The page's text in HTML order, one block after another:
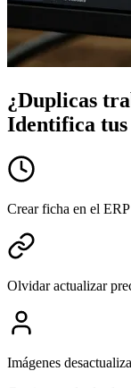
¿Duplicas
Identifica tus
Crear ficha en el
Olvidar actualizar
Imágenes